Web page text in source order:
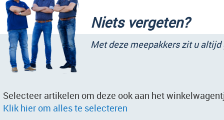
Niets vergeten?
Met deze meepakkers zit u altijd
Selecteer artikelen om deze ook aan het
Klik hier om alles te selecteren